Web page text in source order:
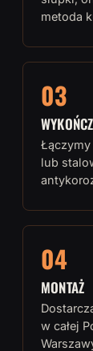
metoda
03
Łączymy
lub
04
MONTAŻ
w całej